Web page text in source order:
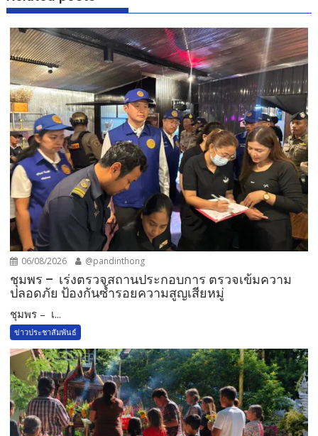
06/08/2026 @pandinthong
ชุมพร – เร่งตรวจสถานประกอบการ ตรวจเข้มความ
ปลอดภัย ป้องกันซ้ำรอยความสูญเสียหมู่
ชุมพร – เ...
ข่าวประชาสัมพันธ์